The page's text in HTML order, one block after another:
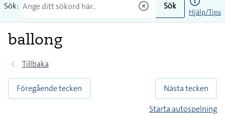
Sök: Sök
Hjälp/Tips
ballong
Tillbaka
Föregående tecken
Nästa tecken
Starta autospelning